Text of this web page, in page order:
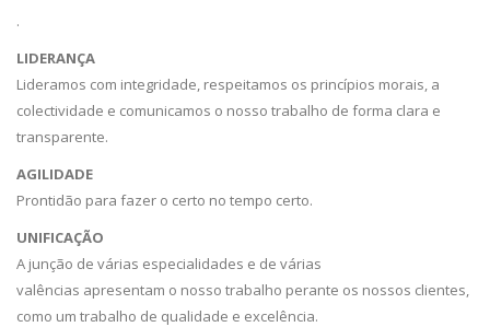
.
LIDERANÇA
Lideramos com integridade, respeitamos os princípios morais, a
colectividade e comunicamos o nosso trabalho de forma clara e
transparente.
AGILIDADE
Prontidão para fazer o certo no tempo certo.
UNIFICAÇÃO
A junção de várias especialidades e de várias
valências apresentam o nosso trabalho perante os nossos clientes,
como um trabalho de qualidade e excelência.